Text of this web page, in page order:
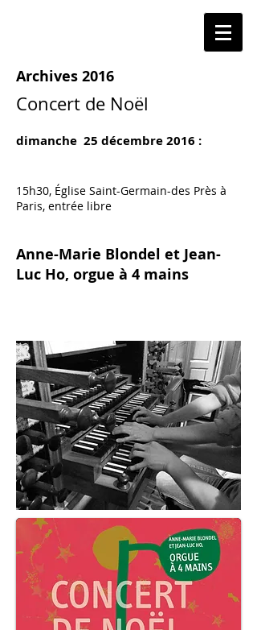
Archives 2016
Concert de Noël
dimanche 25 décembre 2016 :
15h30, Église Saint-Germain-des Près à
Paris, entrée libre
Anne-Marie Blondel et Jean-
Luc Ho, orgue à 4 mains